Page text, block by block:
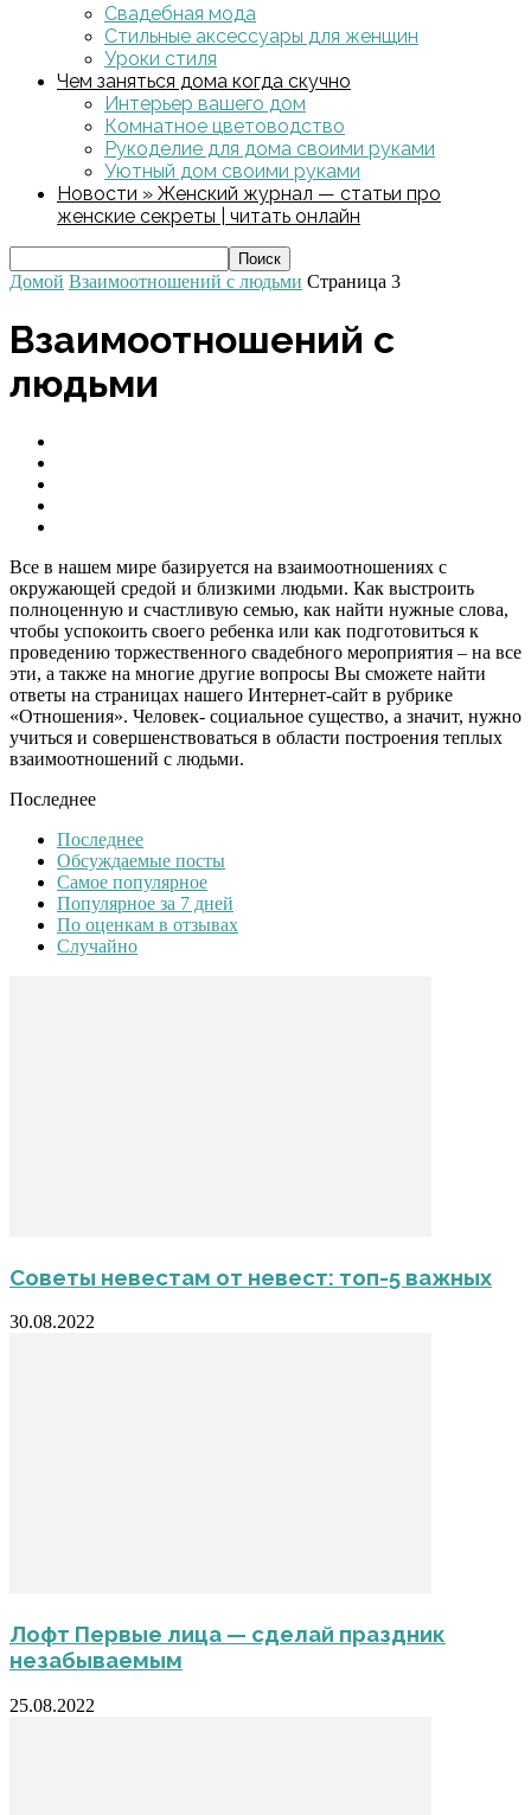
Свадебная мода
Стильные аксессуары для женщин
Уроки стиля
Чем заняться дома когда скучно
Интерьер вашего дом
Комнатное цветоводство
Рукоделие для дома своими руками
Уютный дом своими руками
Новости » Женский журнал — статьи про
женские секреты | читать онлайн
Домой Взаимоотношений с людьми Страница 3
Взаимоотношений с
людьми
Все в нашем мире базируется на взаимоотношениях с
окружающей средой и близкими людьми. Как выстроить
полноценную и счастливую семью, как найти нужные слова,
чтобы успокоить своего ребенка или как подготовиться к
проведению торжественного свадебного мероприятия – на все
эти, а также на многие другие вопросы Вы сможете найти
ответы на страницах нашего Интернет-сайт в рубрике
«Отношения». Человек- социальное существо, а значит, нужно
учиться и совершенствоваться в области построения теплых
взаимоотношений с людьми.
Последнее
Последнее
Обсуждаемые посты
Самое популярное
Популярное за 7 дней
По оценкам в отзывах
Случайно
Советы невестам от невест: топ-5 важных
30.08.2022
Лофт Первые лица — сделай праздник
незабываемым
25.08.2022